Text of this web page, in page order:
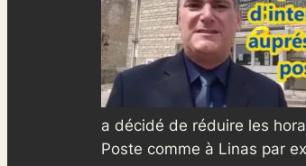
a décidé de réduire les
Poste comme à Linas par